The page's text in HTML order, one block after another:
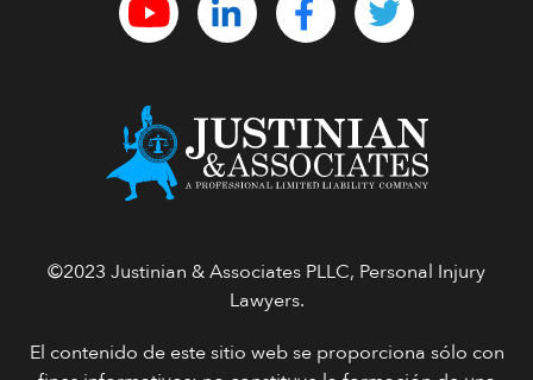
©2023 Justinian & Associates PLLC, Personal Injury
Lawyers.
El contenido de este sitio web se proporciona sólo con